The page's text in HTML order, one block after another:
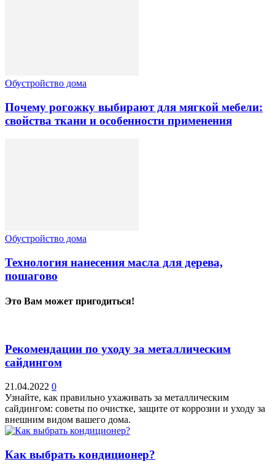
Обустройство дома
Почему рогожку выбирают для мягкой мебели:
свойства ткани и особенности применения
Обустройство дома
Технология нанесения масла для дерева,
пошагово
Это Вам может пригодиться!
Рекомендации по уходу за металлическим
сайдингом
21.04.2022 0
Узнайте, как правильно ухаживать за металлическим
сайдингом: советы по очистке, защите от коррозии и уходу за
внешним видом вашего дома.
Как выбрать кондиционер?